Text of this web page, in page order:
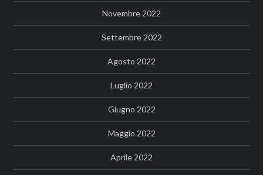
Novembre 2022
Settembre 2022
Agosto 2022
Luglio 2022
Giugno 2022
Maggio 2022
Aprile 2022